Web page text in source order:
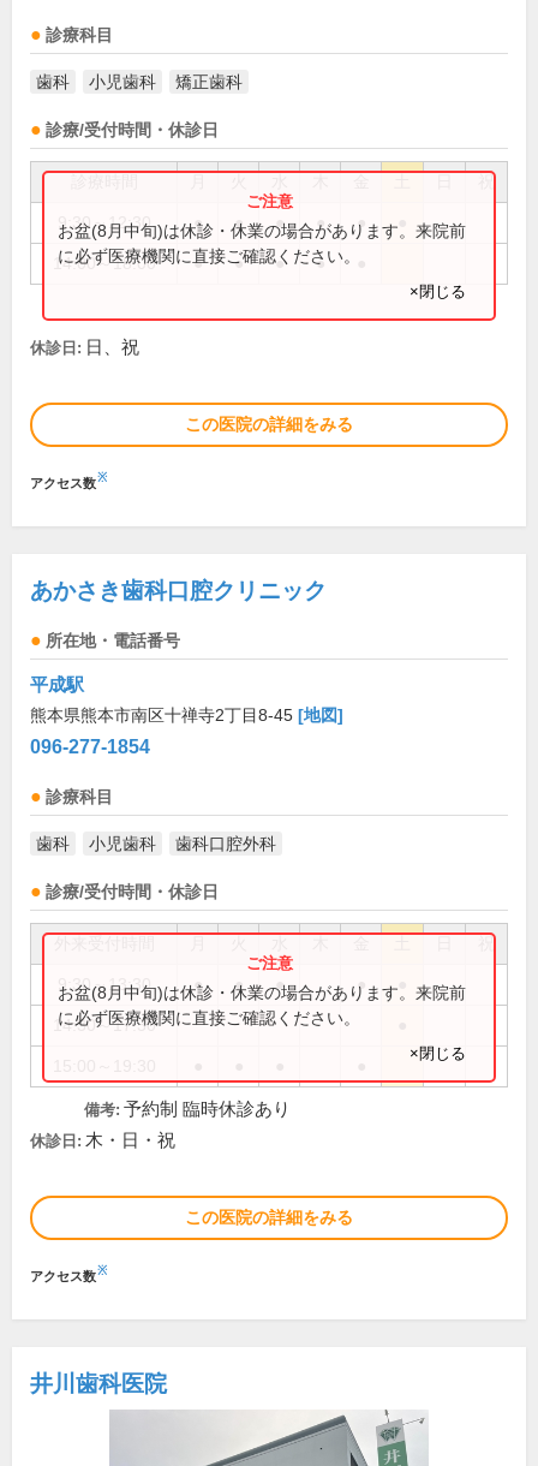
診療科目
歯科 小児歯科 矯正歯科
診療/受付時間・休診日
祝
9:30～12:30 ● ● ● ● ●
14:00～18:00 ● ● ● ●
お盆(8月中旬)は休診・休業の場合があります。来院前
に必ず医療機関に直接ご確認ください。
×閉じる
休診日: 日、祝
この医院の詳細をみる
アクセス数※
あかさき歯科口腔クリニック
所在地・電話番号
平成駅
熊本県熊本市南区十禅寺2丁目8-45 [地図]
096-277-1854
診療科目
歯科 小児歯科 歯科口腔外科
診療/受付時間・休診日
祝
9:30～13:30 ● ● ● ●
14:30～17:30
お盆(8月中旬)は休診・休業の場合があります。来院前
に必ず医療機関に直接ご確認ください。
×閉じる
備考: 予約制 臨時休診あり
休診日: 木・日・祝
この医院の詳細をみる
アクセス数※
井川歯科医院